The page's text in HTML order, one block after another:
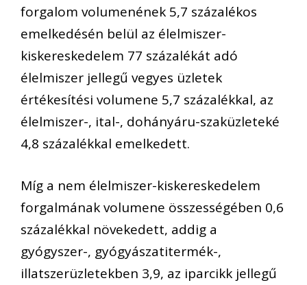
forgalom volumenének 5,7 százalékos
emelkedésén belül az élelmiszer-
kiskereskedelem 77 százalékát adó
élelmiszer jellegű vegyes üzletek
értékesítési volumene 5,7 százalékkal, az
élelmiszer-, ital-, dohányáru-szaküzleteké
4,8 százalékkal emelkedett.
Míg a nem élelmiszer-kiskereskedelem
forgalmának volumene összességében 0,6
százalékkal növekedett, addig a
gyógyszer-, gyógyászatitermék-,
illatszerüzletekben 3,9, az iparcikk jellegű